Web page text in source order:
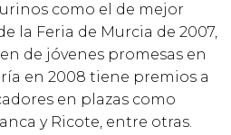
como el de mejor
la Feria de Murcia de 2007,
de jóvenes promesas en
en 2008 tiene premios a
en plazas como
y Ricote, entre otras.